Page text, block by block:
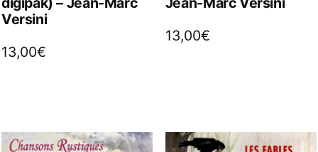
Versini
13,00€
13,00€